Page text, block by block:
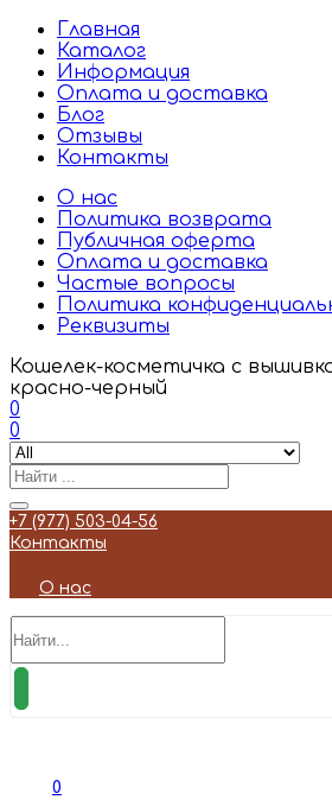
Главная
Каталог
Информация
Оплата и доставка
Блог
Отзывы
Контакты
О нас
Политика возврата
Публичная оферта
Оплата и доставка
Частые вопросы
Политика
Реквизиты
Кошелек-косметичка с
красно-черный
0
0
+7 (977) 503-04-56
Контакты
О нас
0